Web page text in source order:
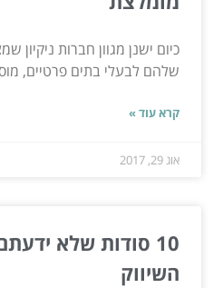
כיום ישנן מגוון חברות ניקיון
שלהם לבעלי בתים פרטיים,
קרא עוד »
אוג 29, 2017
10 סודות שלא
השיווק